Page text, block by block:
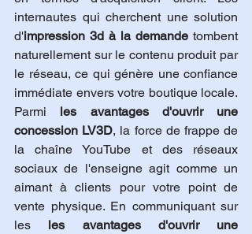
internautes qui cherchent une solution
d'impression 3d à la demande tombent
naturellement sur le contenu produit par
le réseau, ce qui génère une confiance
immédiate envers votre boutique locale.
Parmi les avantages d'ouvrir une
concession LV3D, la force de frappe de
la chaîne YouTube et des réseaux
sociaux de l'enseigne agit comme un
aimant à clients pour votre point de
vente physique. En communiquant sur
les les avantages d'ouvrir une